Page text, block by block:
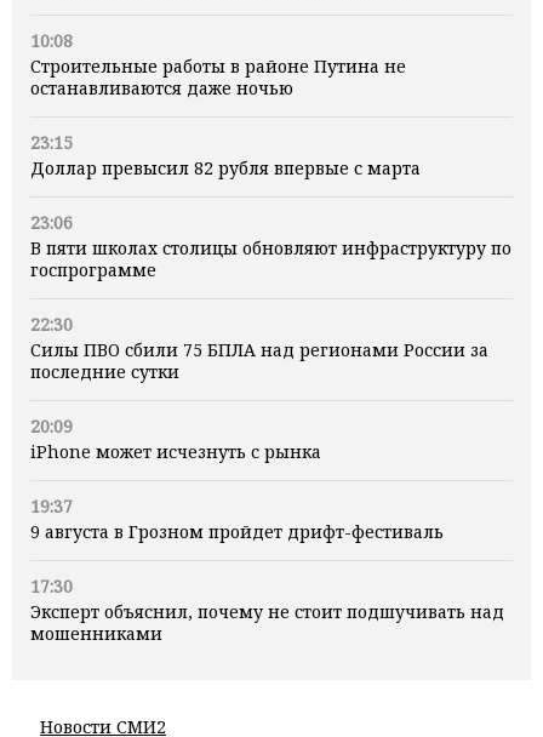
10:08
Строительные работы в районе Путина не
останавливаются даже ночью
23:15
Доллар превысил 82 рубля впервые с марта
23:06
В пяти школах столицы обновляют инфраструктуру по
госпрограмме
22:30
Силы ПВО сбили 75 БПЛА над регионами России за
последние сутки
20:09
iPhone может исчезнуть с рынка
19:37
9 августа в Грозном пройдет дрифт-фестиваль
17:30
Эксперт объяснил, почему не стоит подшучивать над
мошенниками
Новости СМИ2